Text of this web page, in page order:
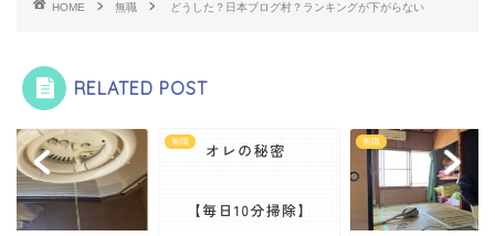
HOME 無職 どうした？日本ブログ村？ランキングが下がらない
RELATED POST
無職 無職